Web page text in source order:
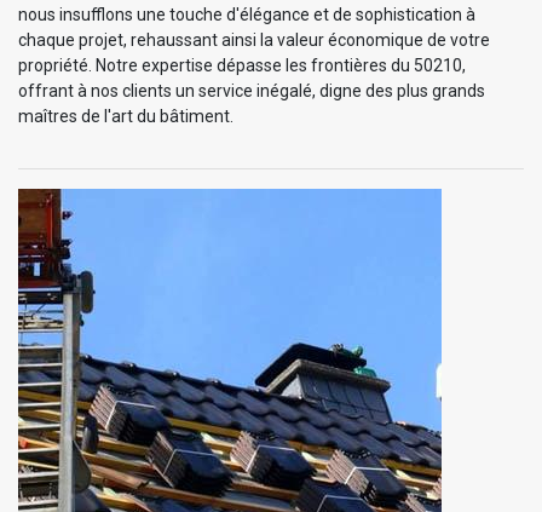
nous insufflons une touche d'élégance et de sophistication à
chaque projet, rehaussant ainsi la valeur économique de votre
propriété. Notre expertise dépasse les frontières du 50210,
offrant à nos clients un service inégalé, digne des plus grands
maîtres de l'art du bâtiment.